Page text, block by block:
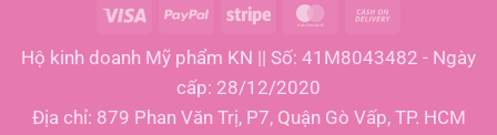
Visa PayPal Stripe MasterCard
Delivery
Hộ kinh doanh Mỹ phẩm KN || Số: 41M8043482 - Ngày
cấp: 28/12/2020
Địa chỉ: 879 Phan Văn Trị, P7, Quận Gò Vấp, TP. HCM